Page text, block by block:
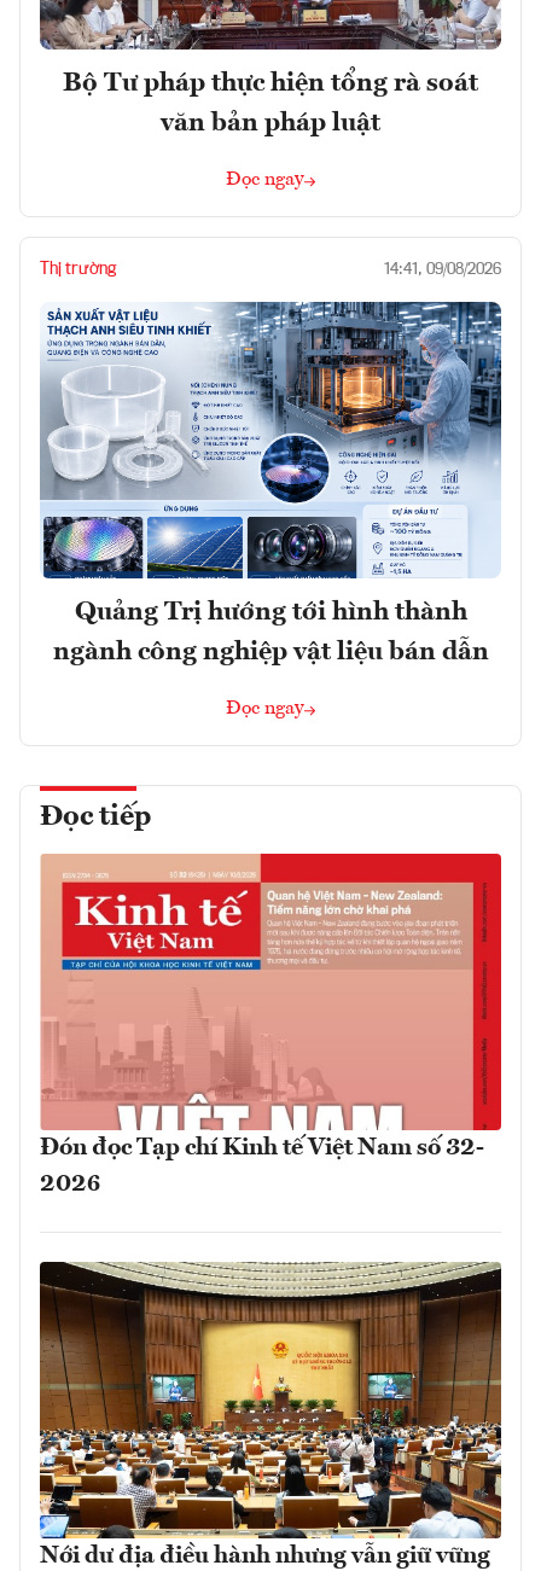
Bộ Tư pháp thực hiện tổng rà soát
văn bản pháp luật
Đọc ngay
Thị trường 14:41, 09/08/2026
Quảng Trị hướng tới hình thành
ngành công nghiệp vật liệu bán dẫn
Đọc ngay
Đọc tiếp
Đón đọc Tạp chí Kinh tế Việt Nam số 32-
2026
Nới dư địa điều hành nhưng vẫn giữ vững